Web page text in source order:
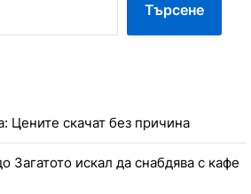
Търсене
Цените скачат без причина
Загатото искал да снабдява с кафе